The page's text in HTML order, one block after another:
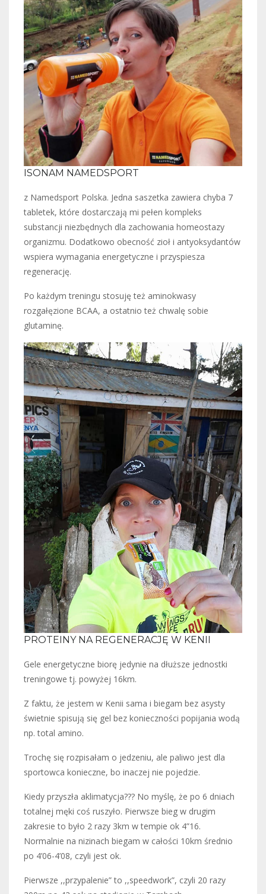
ISONAM NAMEDSPORT
z Namedsport Polska. Jedna saszetka zawiera chyba 7
tabletek, które dostarczają mi pełen kompleks
substancji niezbędnych dla zachowania homeostazy
organizmu. Dodatkowo obecność zioł i antyoksydantów
wspiera wymagania energetyczne i przyspiesza
regenerację.
Po każdym treningu stosuję też aminokwasy
rozgałęzione BCAA, a ostatnio też chwalę sobie
glutaminę.
PROTEINY NA REGENERACJĘ W KENII
Gele energetyczne biorę jedynie na dłuższe jednostki
treningowe tj. powyżej 16km.
Z faktu, że jestem w Kenii sama i biegam bez asysty
świetnie spisują się gel bez konieczności popijania wodą
np. total amino.
Trochę się rozpisałam o jedzeniu, ale paliwo jest dla
sportowca konieczne, bo inaczej nie pojedzie.
Kiedy przyszła aklimatycja??? No myślę, że po 6 dniach
totalnej męki coś ruszyło. Pierwsze bieg w drugim
zakresie to było 2 razy 3km w tempie ok 4”16.
Normalnie na nizinach biegam w całości 10km średnio
po 4’06-4’08, czyli jest ok.
Pierwsze ,,przypalenie” to ,,speedwork”, czyli 20 razy